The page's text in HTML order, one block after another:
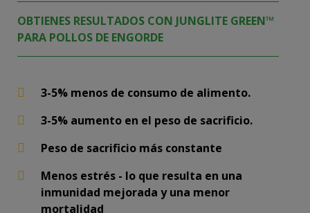
OBTIENES RESULTADOS CON JUNGLITE GREEN™
PARA POLLOS DE ENGORDE
3-5% menos de consumo de alimento.
3-5% aumento en el peso de sacrificio.
Peso de sacrificio más constante
Menos estrés - lo que resulta en una
inmunidad mejorada y una menor
mortalidad